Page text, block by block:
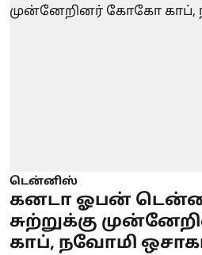
டென்னிஸ்
கனடா ஓபன்
சுற்றுக்கு
காப், நவோமி